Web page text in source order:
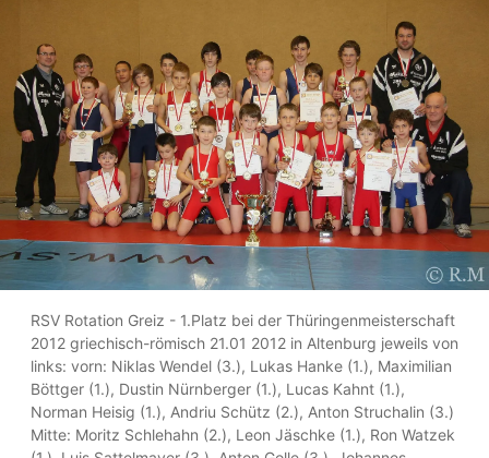
RSV Rotation Greiz - 1.Platz bei der Thüringenmeisterschaft
2012 griechisch-römisch 21.01 2012 in Altenburg jeweils von
links: vorn: Niklas Wendel (3.), Lukas Hanke (1.), Maximilian
Böttger (1.), Dustin Nürnberger (1.), Lucas Kahnt (1.),
Norman Heisig (1.), Andriu Schütz (2.), Anton Struchalin (3.)
Mitte: Moritz Schlehahn (2.), Leon Jäschke (1.), Ron Watzek